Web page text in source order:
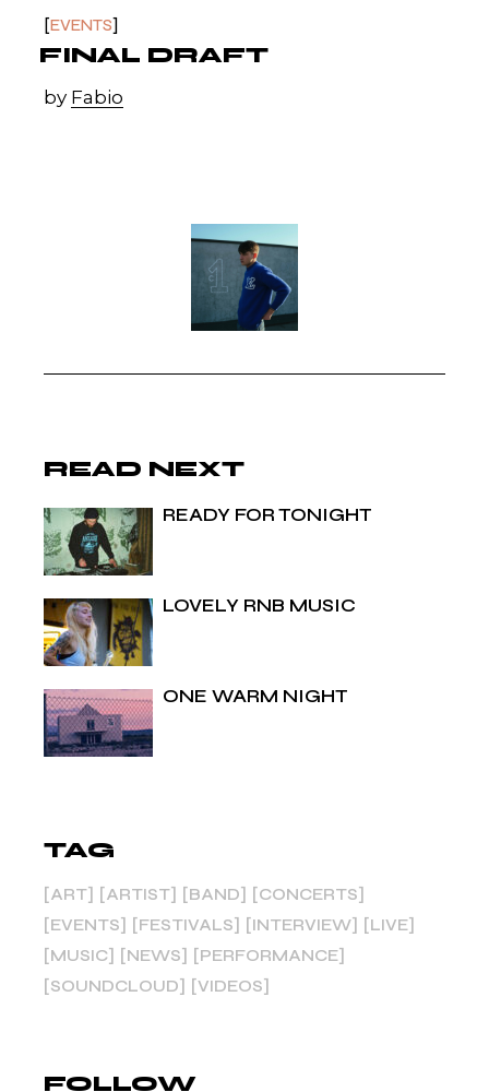
EVENTS
FINAL DRAFT
by Fabio
READ NEXT
READY FOR TONIGHT
LOVELY RNB MUSIC
ONE WARM NIGHT
TAG
ART ARTIST BAND
CONCERTS
EVENTS
FESTIVALS INTERVIEW
LIVE
MUSIC
NEWS
PERFORMANCE
SOUNDCLOUD
VIDEOS
FOLLOW